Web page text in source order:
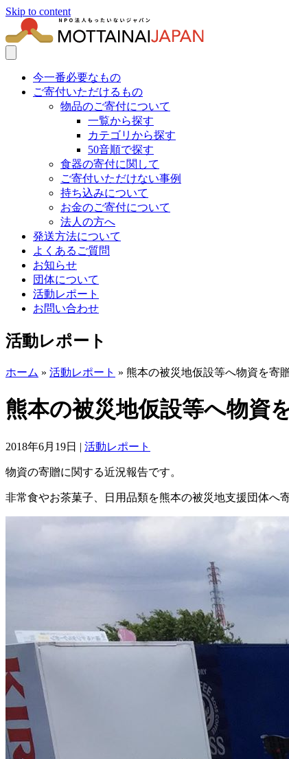
Skip to content
今一番必要なもの
ご寄付いただけるもの
物品のご寄付について
一覧から探す
カテゴリから探す
50音順で探す
食器の寄付に関して
ご寄付いただけない事例
持ち込みについて
お金のご寄付について
法人の方へ
発送方法について
よくあるご質問
お知らせ
団体について
活動レポート
お問い合わせ
活動レポート
ホーム » 活動レポート » 熊本の被災地仮設等へ物資を寄
熊本の被災地仮設等へ物資
2018年6月19日 | 活動レポート
物資の寄贈に関する近況報告です。
非常食やお茶菓子、日用品類を熊本の被災地支援団体へ